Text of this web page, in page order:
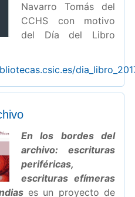
Navarro Tomás del
CCHS con motivo
del Día del Libro
En los bordes del
archivo: escrituras
periféricas,
escrituras efímeras
es un proyecto de